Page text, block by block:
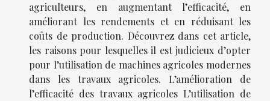
agriculteurs, en augmentant l’efficacité, en
améliorant les rendements et en réduisant les
coûts de production. Découvrez dans cet article,
les raisons pour lesquelles il est judicieux d’opter
pour l’utilisation de machines agricoles modernes
dans les travaux agricoles. L’amélioration de
l’efficacité des travaux agricoles L’utilisation de